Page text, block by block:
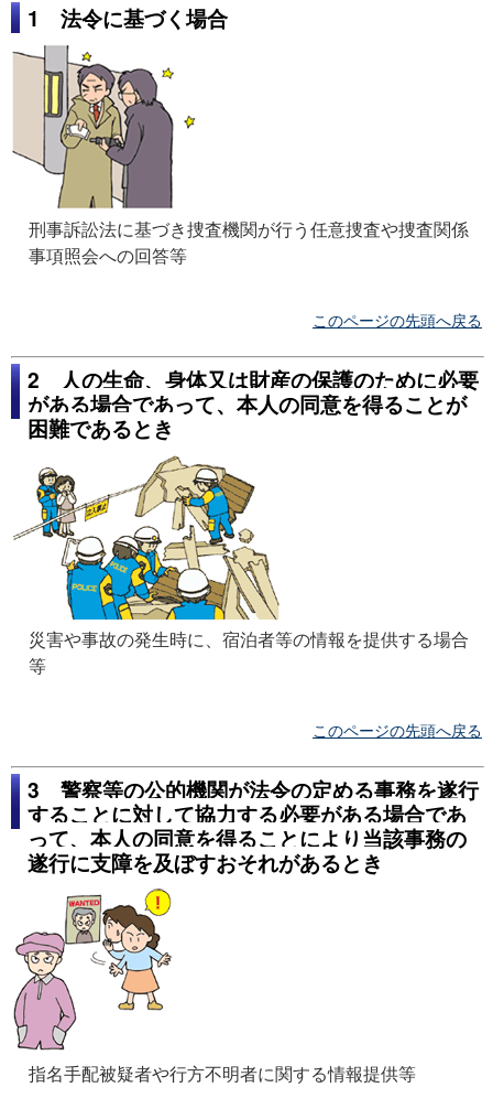
1 法令に基づく場合
刑事訴訟法に基づき捜査機関が行う任意捜査や捜査関係
事項照会への回答等
このページの先頭へ戻る
2 人の生命、身体又は財産の保護のために必要
がある場合であって、本人の同意を得ることが
困難であるとき
災害や事故の発生時に、宿泊者等の情報を提供する場合
等
このページの先頭へ戻る
3 警察等の公的機関が法令の定める事務を遂行
することに対して協力する必要がある場合であ
って、本人の同意を得ることにより当該事務の
遂行に支障を及ぼすおそれがあるとき
指名手配被疑者や行方不明者に関する情報提供等